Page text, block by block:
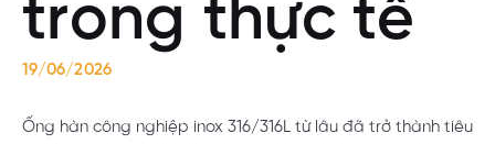
trong thực tế
19/06/2026
Ống hàn công nghiệp inox 316/316L từ lâu đã trở thành tiêu